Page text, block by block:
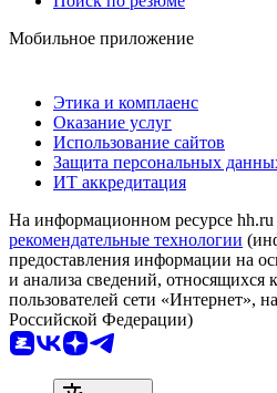
Мобильное приложение
Этика и комплаенс
Оказание услуг
Использование сайтов
Защита персональных
ИТ аккредитация
На информационном ресурсе hh.ru
рекомендательные технологии
предоставления информации на
и анализа сведений, относящихся
пользователей сети «Интернет»,
Российской Федерации)